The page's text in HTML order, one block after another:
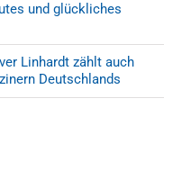
und glückliches
Linhardt zählt auch
Deutschlands